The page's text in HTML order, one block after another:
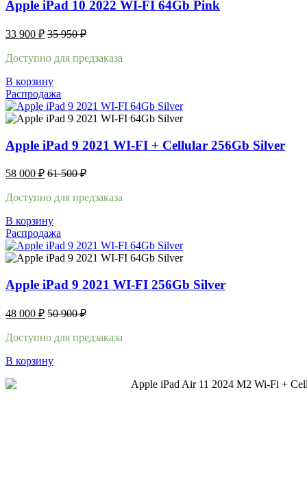
Apple iPad 10 2022 WI-FI 64Gb Pink
33 900 ₽ 35 950₽
Доступно для предзаказа
В корзину
Распродажа
Apple iPad 9 2021 WI-FI + Cellular 256Gb Silver
58 000 ₽ 61 500₽
Доступно для предзаказа
В корзину
Распродажа
Apple iPad 9 2021 WI-FI 256Gb Silver
48 000 ₽ 50 900₽
Доступно для предзаказа
В корзину